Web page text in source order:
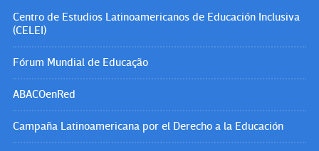
Centro de Estudios Latinoamericanos de Educación Inclusiva
(CELEI)
Fórum Mundial de Educação
ABACOenRed
Campaña Latinoamericana por el Derecho a la Educación